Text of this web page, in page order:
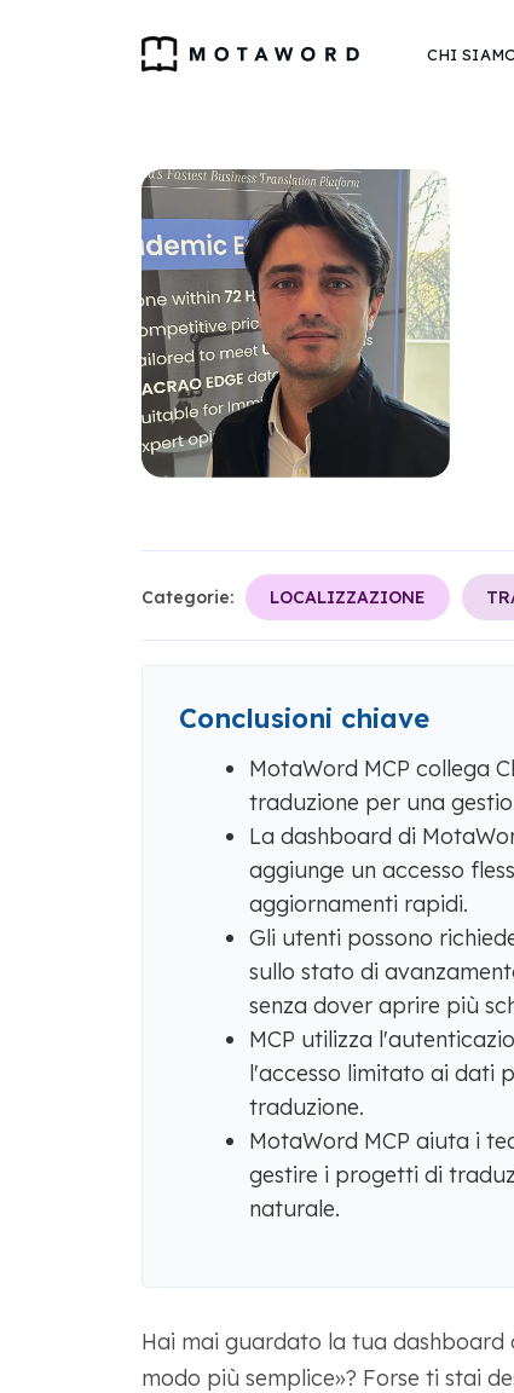
CHI
Categorie: LOCALIZZAZIONE
Conclusioni chiave
MotaWord MCP collega
traduzione per una
La dashboard di
aggiunge un accesso
aggiornamenti rapidi.
Gli utenti possono
sullo stato di
senza dover aprire più
MCP utilizza
l'accesso limitato ai dati
traduzione.
MotaWord MCP aiuta i
gestire i progetti di
naturale.
Hai mai guardato la tua dashboard
modo più semplice»? Forse ti stai